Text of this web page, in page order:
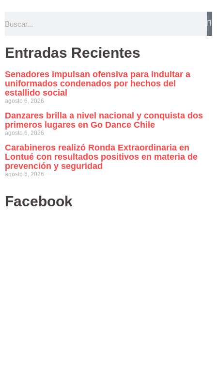
Entradas Recientes
Senadores impulsan ofensiva para indultar a
uniformados condenados por hechos del
estallido social
agosto 6, 2026
Danzares brilla a nivel nacional y conquista dos
primeros lugares en Go Dance Chile
agosto 6, 2026
Carabineros realizó Ronda Extraordinaria en
Lontué con resultados positivos en materia de
prevención y seguridad
agosto 6, 2026
Facebook